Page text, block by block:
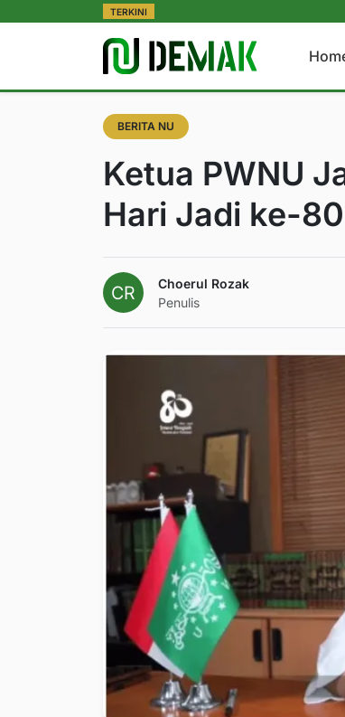
TERKINI
BERITA NU
Ketua PWNU
Hari Jadi ke-
Choerul Rozak
Penulis